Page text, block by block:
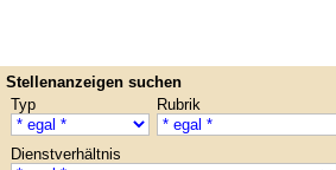
Stellenanzeigen suchen
Typ
Rubrik
Dienstverhältnis